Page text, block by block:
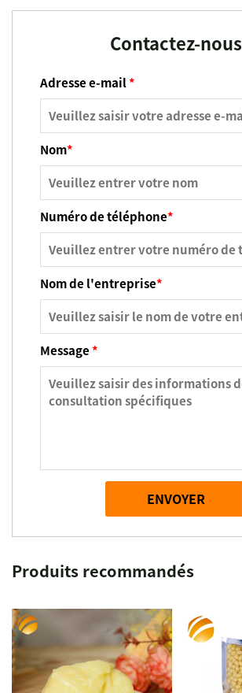
Contactez-nous
Adresse e-mail*
Nom*
Numéro de téléphone*
Nom de l'entreprise*
Message*
ENVOYER
Produits recommandés